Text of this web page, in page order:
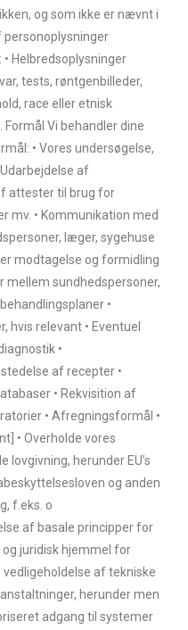
og som ikke er nævnt i
Helbredsoplysninger
tests, røntgenbilleder,
race eller etnisk
Vi behandler dine
• Vores undersøgelse,
af
attester til brug for
mv. • Kommunikation med
læger, sygehuse
modtagelse og formidling
mellem sundhedspersoner,
•
relevant • Eventuel
•
af recepter •
• Rekvisition af
• Afregningsformål •
• Overholde vores
herunder EU’s
og anden
f.eks. o
af basale principper for
juridisk hjemmel for
af tekniske
herunder men
adgang til systemer